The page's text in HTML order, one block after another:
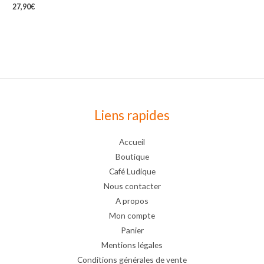
27,90€
Liens rapides
Accueil
Boutique
Café Ludique
Nous contacter
A propos
Mon compte
Panier
Mentions légales
Conditions générales de vente